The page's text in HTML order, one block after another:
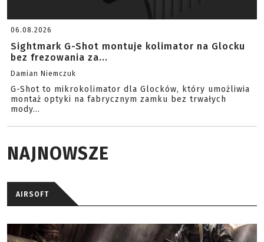
06.08.2026
Sightmark G-Shot montuje kolimator na Glocku
bez frezowania za...
Damian Niemczuk
G-Shot to mikrokolimator dla Glocków, który umożliwia
montaż optyki na fabrycznym zamku bez trwałych
mody...
NAJNOWSZE
AIRSOFT